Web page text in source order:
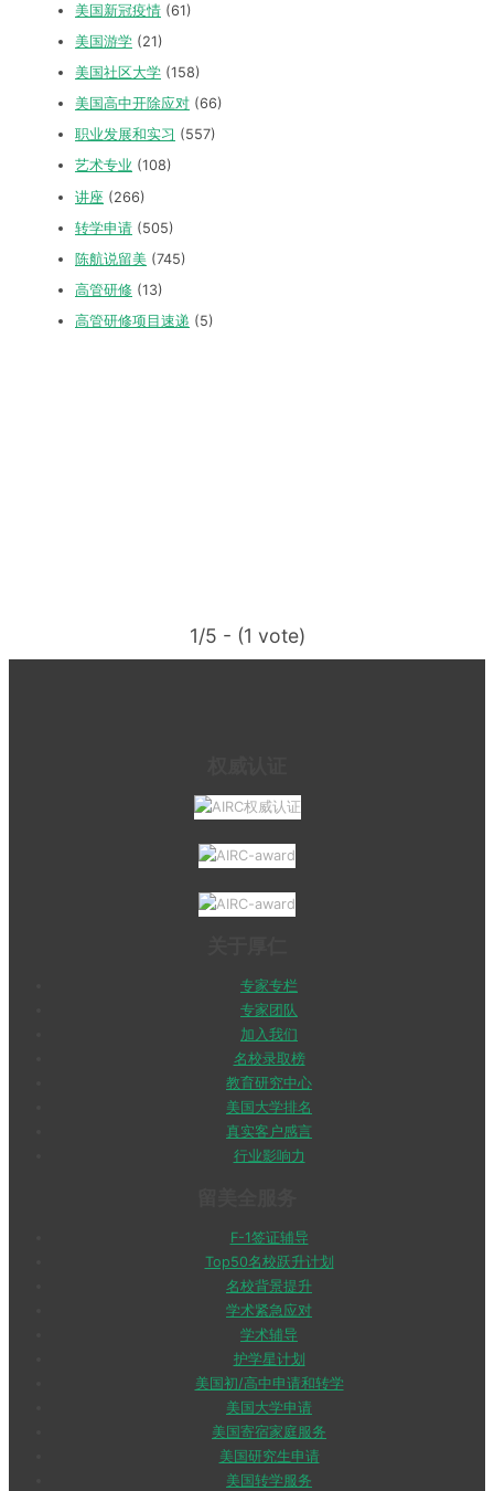
美国新冠疫情 (61)
美国游学 (21)
美国社区大学 (158)
美国高中开除应对 (66)
职业发展和实习 (557)
艺术专业 (108)
讲座 (266)
转学申请 (505)
陈航说留美 (745)
高管研修 (13)
高管研修项目速递 (5)
1/5 - (1 vote)
专家专栏
专家团队
加入我们
名校录取榜
教育研究中心
美国大学排名
真实客户感言
行业影响力
F-1签证辅导
Top50名校跃升计划
名校背景提升
学术紧急应对
学术辅导
护学星计划
美国初/高中申请和转学
美国大学申请
美国寄宿家庭服务
美国研究生申请
美国转学服务